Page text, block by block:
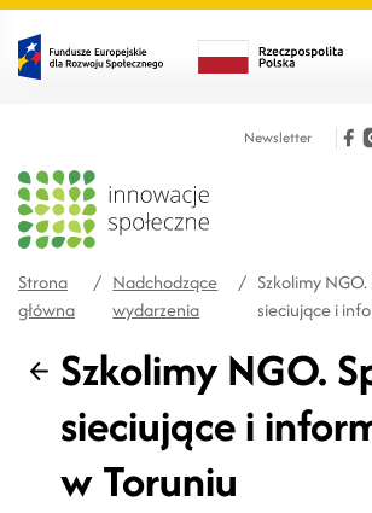
Newsletter
Strona
główna
/ Nadchodzące
wydarzenia
/ Szkolimy
sieciujące i
Wstecz
Szkolimy NGO.
sieciujące i
w Toruniu